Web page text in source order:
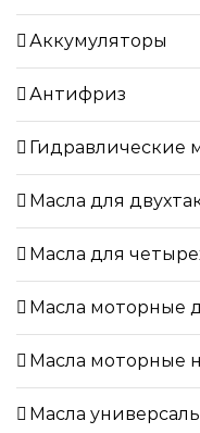
Аккумуляторы
Антифриз
Гидравлические
Масла для
Масла для
Масла моторные
Масла моторные
Масла